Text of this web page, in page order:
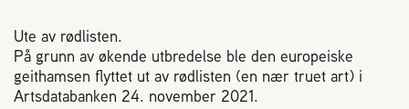
Reaksjon på bistikk
Om Norges Birøkterlag
Ute av rødlisten.
På grunn av økende utbredelse ble den europeiske
geithamsen flyttet ut av rødlisten (en nær truet art) i
Artsdatabanken 24. november 2021.